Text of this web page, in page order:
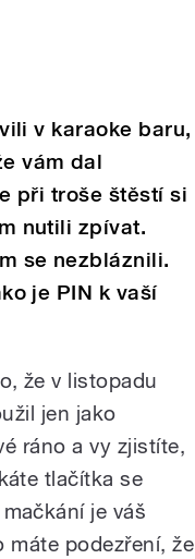
v karaoke baru,
vám dal
při troše štěstí si
nutili zpívat.
se nezbláznili.
je PIN k vaší
že v listopadu
jen jako
ráno a vy zjistíte,
tlačítka se
je váš
máte podezření, že